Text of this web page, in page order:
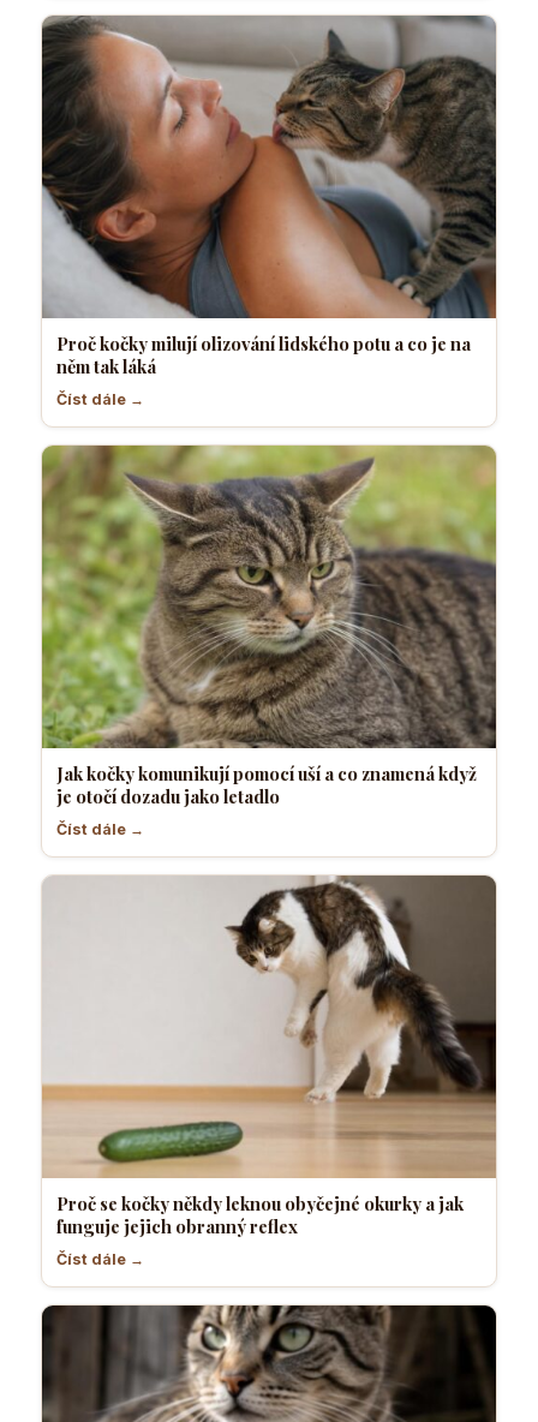
Proč kočky milují olizování lidského potu a co je na
něm tak láká
Číst dále →
Jak kočky komunikují pomocí uší a co znamená když
je otočí dozadu jako letadlo
Číst dále →
Proč se kočky někdy leknou obyčejné okurky a jak
funguje jejich obranný reflex
Číst dále →